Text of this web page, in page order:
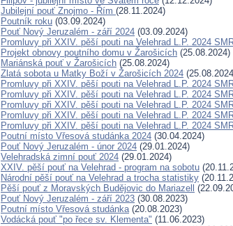
Jubilejní pouť Znojmo - Řím (28.11.2024)
Poutník roku (03.09.2024)
Pouť Nový Jeruzalém - září 2024 (03.09.2024)
Promluvy při XXIV. pěší pouti na Velehrad L.P. 2024
Projekt obnovy poutního domu v Žarošicích (25.08.2024)
Mariánská pouť v Žarošicích (25.08.2024)
Zlatá sobota u Matky Boží v Žarošicích 2024
Promluvy při XXIV. pěší pouti na Velehrad L.P. 2024
Promluvy při XXIV. pěší pouti na Velehrad L.P. 2024
Promluvy při XXIV. pěší pouti na Velehrad L.P. 2024
Promluvy při XXIV. pěší pouti na Velehrad L.P. 2024
Promluvy při XXIV. pěší pouti na Velehrad L.P. 2024
Poutní místo Vřesová studánka 2024 (30.04.2024)
Pouť Nový Jeruzalém - únor 2024 (29.01.2024)
Velehradská zimní pouť 2024 (29.01.2024)
XXIV. pěší pouť na Velehrad - program na sobotu
Národní pěší pouť na Velehrad a trocha statistiky
Pěší pouť z Moravských Budějovic do Mariazell
Pouť Nový Jeruzalém - září 2023 (30.08.2023)
Poutní místo Vřesová studánka(20.08.2023)
Vodácká pouť "po řece sv. Klementa" (11.06.2023)